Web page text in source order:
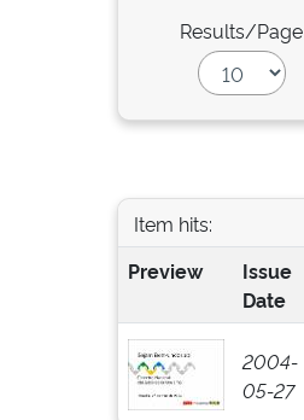
Results/Page
Item hits:
Preview
Issue
Date
2004-
05-27